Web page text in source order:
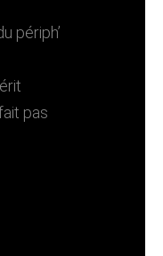
périph’
pas